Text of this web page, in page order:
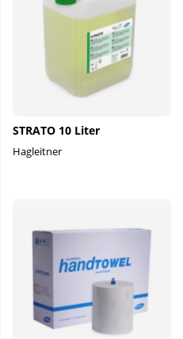
STRATO 10 Liter
Hagleitner